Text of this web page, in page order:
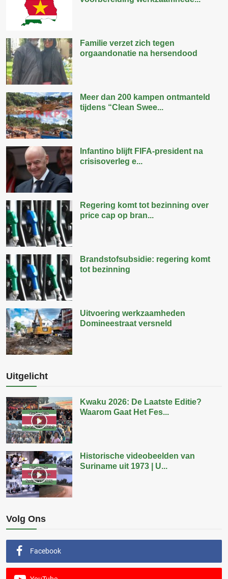
Familie verzet zich tegen
orgaandonatie na hersendood
Meer dan 200 kampen ontmanteld
tijdens “Clean Swee...
Infantino blijft FIFA-president na
crisisoverleg e...
Regering komt tot bezinning over
price cap op bran...
Brandstofsubsidie: regering komt
tot bezinning
Uitvoering werkzaamheden
Domineestraat versneld
Uitgelicht
Kwaku 2026: De Laatste Editie?
Waarom Gaat Het Fes...
Historische videobeelden van
Suriname uit 1973 | U...
Volg Ons
Facebook